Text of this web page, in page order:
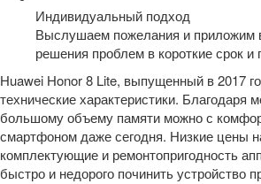
Индивидуальный подход
Выслушаем пожелания и приложим
решения проблем в короткие срок и
Huawei Honor 8 Lite, выпущенный в 2017
технические характеристики. Благодаря
большому объему памяти можно с
смартфоном даже сегодня. Низкие цены
комплектующие и ремонтопригодность
быстро и недорого починить устройство